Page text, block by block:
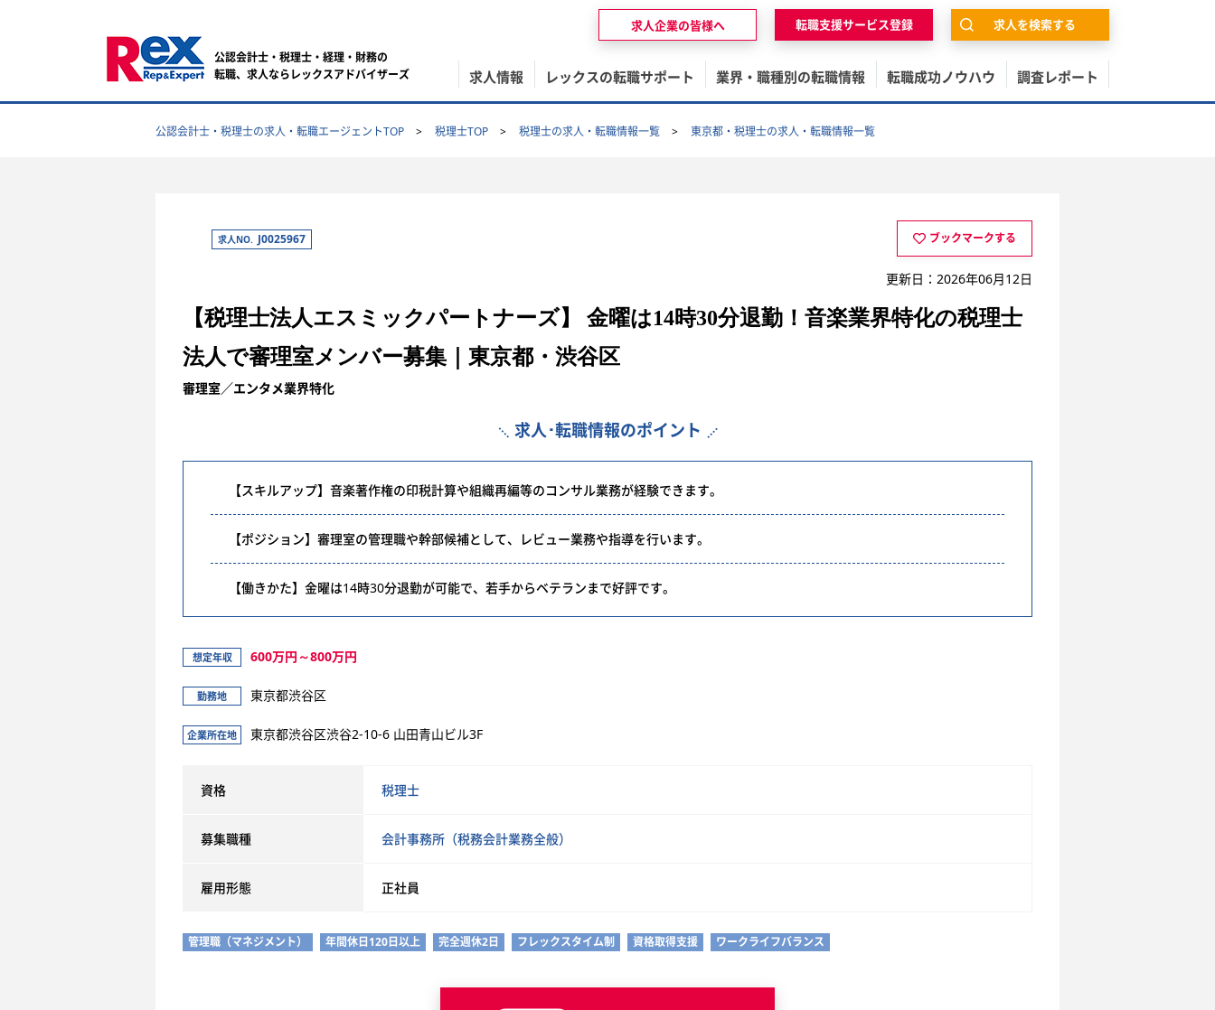
公認会計士・税理士・経理・財務の
転職、求人ならレックスアドバイザーズ
求人情報 レックスの転職サポート 業界・職種別の転職情報 転職成功ノウハウ 調査レポート
求人企業の皆様へ 転職支援サービス登録 求人を検索する
公認会計士・税理士の求人・転職エージェントTOP 税理士TOP 税理士の求人・転職情報一覧 東京都・税理士の求人・転職情報一覧
求人NO. J0025967 ブックマークする
更新日：2026年06月12日
【税理士法人エスミックパートナーズ】 金曜は14時30分退勤！音楽業界特化の税理士
法人で審理室メンバー募集｜東京都・渋谷区
審理室／エンタメ業界特化
求人･転職情報のポイント
【スキルアップ】音楽著作権の印税計算や組織再編等のコンサル業務が経験できます。
【ポジション】審理室の管理職や幹部候補として、レビュー業務や指導を行います。
【働きかた】金曜は14時30分退勤が可能で、若手からベテランまで好評です。
想定年収 600万円～800万円
勤務地 東京都渋谷区
企業所在地 東京都渋谷区渋谷2-10-6 山田青山ビル3F
資格 税理士
募集職種 会計事務所（税務会計業務全般）
雇用形態 正社員
管理職（マネジメント） 年間休日120日以上 完全週休2日 フレックスタイム制 資格取得支援 ワークライフバランス